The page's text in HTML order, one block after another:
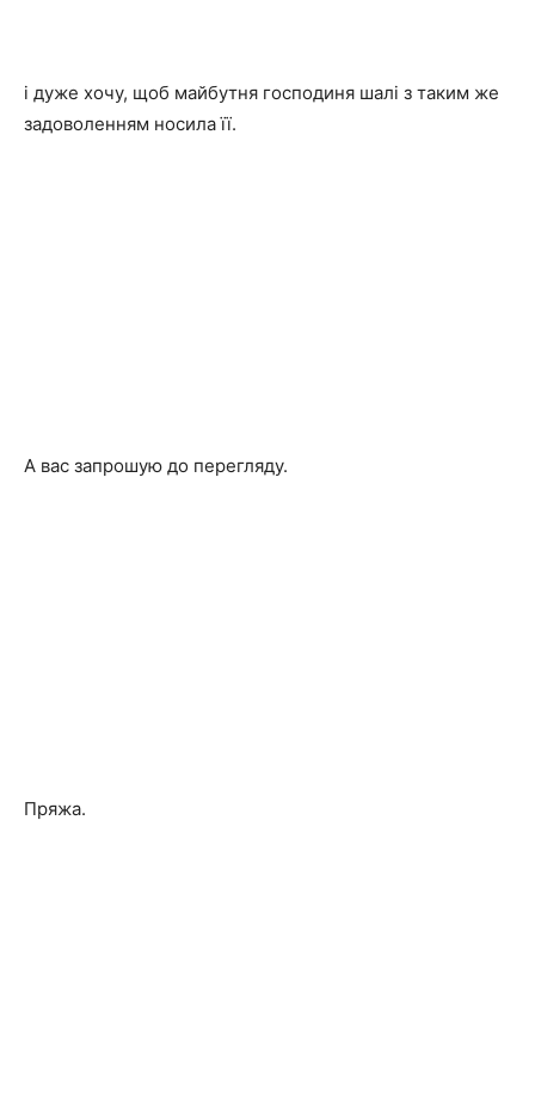
і дуже хочу, щоб майбутня господиня шалі з таким же
задоволенням носила її.
А вас запрошую до перегляду.
Пряжа.